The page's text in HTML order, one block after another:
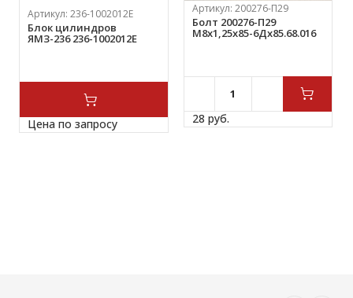
Артикул:236-1002012Е
Блок цилиндров
ЯМЗ-236 236-1002012Е
Цена по запросу
Артикул: 200276-П29
Болт 200276-П29
М8х1,25х85-6Дх85.68.016
28 руб.